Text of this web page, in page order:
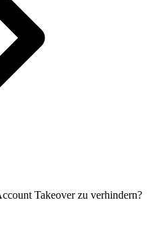
Takeover zu verhindern?